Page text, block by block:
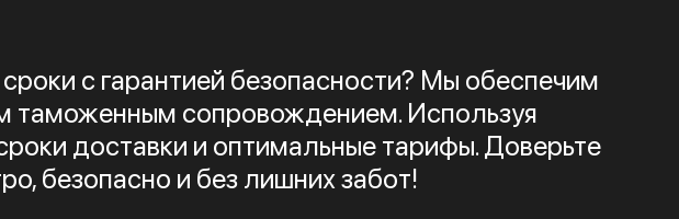
с гарантией безопасности? Мы обеспечим
таможенным сопровождением. Используя
доставки и оптимальные тарифы. Доверьте
безопасно и без лишних забот!